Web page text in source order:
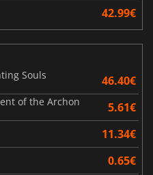
42.99€
Souls
46.40€
of the Archon 5.61€
11.34€
0.65€